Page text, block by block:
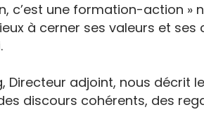
c’est une formation-action »
à cerner ses valeurs et
Directeur adjoint, nous décrit
discours cohérents, des